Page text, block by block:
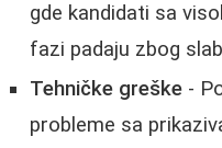
gde kandidati sa
fazi padaju zbog
Tehničke greške -
probleme sa